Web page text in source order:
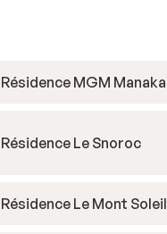
Résidence MGM Manaka
Résidence Le Snoroc
Résidence Le Mont Soleil